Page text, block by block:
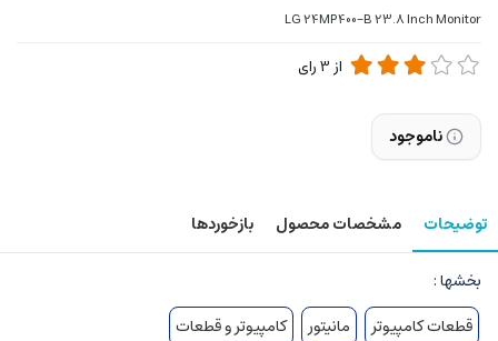
LG 24MP400-B 23.8 Inch Monitor
از 3رای
ناموجود
توضیحات مشخصات محصول بازخوردها
بخشها :
قطعات کامپیوتر
مانیتور کامپیوتر و قطعات